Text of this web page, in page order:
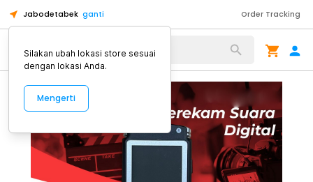
Jabodetabek ganti Order Tracking
Alat Kopi
Silakan ubah lokasi store sesuai
dengan lokasi Anda.
Mengerti